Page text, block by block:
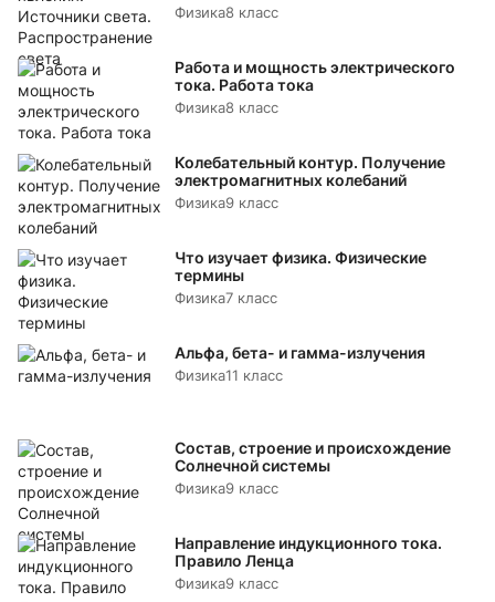
Физика8 класс
Работа и мощность электрического
тока. Работа тока
Физика8 класс
Колебательный контур. Получение
электромагнитных колебаний
Физика9 класс
Что изучает физика. Физические
термины
Физика7 класс
Альфа, бета- и гамма-излучения
Физика11 класс
Состав, строение и происхождение
Солнечной системы
Физика9 класс
Направление индукционного тока.
Правило Ленца
Физика9 класс